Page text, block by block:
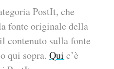
Media
Europa
PostIt, che
fonte originale della
contenuto sulla fonte
qui sopra. Qui c’è